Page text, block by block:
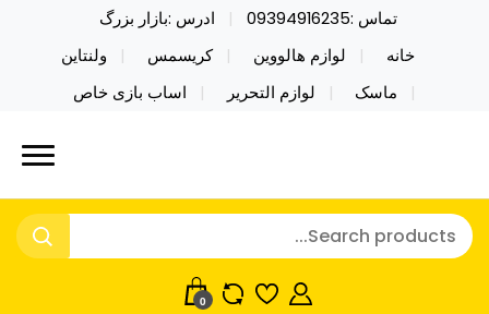
تماس :09394916235
ادرس :بازار بزرگ
خانه
لوازم هالووین کریسمس
ولنتاین
ماسک
لوازم التحریر اساب بازی خاص
نایکر توی فروش عمده لوازم هالووین
ولن تاین کادویی کریسمس اکسسوری
خرید محصولات خاص فیجت اسباب بازی تراول ماگ نایکر
توی فروش عمده لوازم هالووین ولن تاین کادویی
کریسمس اکسسوری ماسک در واردات مستقیم
0